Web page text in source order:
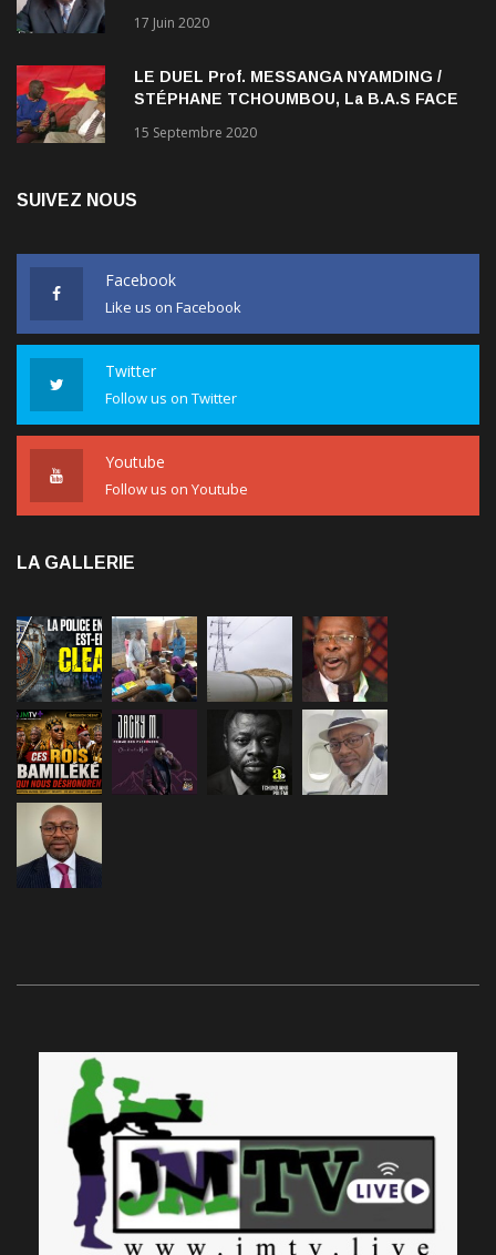
17 Juin 2020
LE DUEL Prof. MESSANGA NYAMDING /
STÉPHANE TCHOUMBOU, La B.A.S FACE
15 Septembre 2020
SUIVEZ NOUS
Facebook
Like us on Facebook
Twitter
Follow us on Twitter
Youtube
Follow us on Youtube
LA GALLERIE